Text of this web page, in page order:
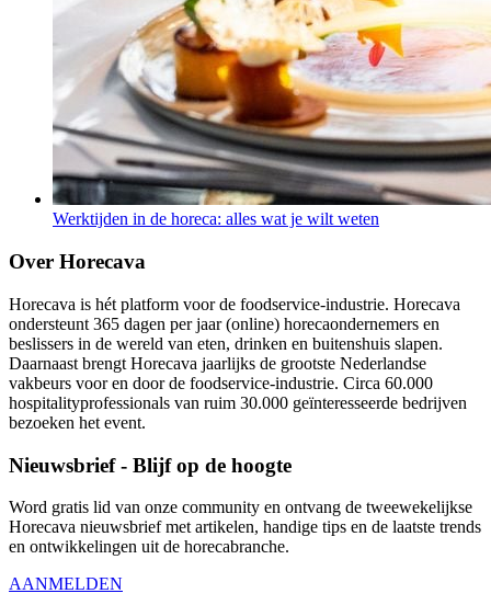
Werktijden in de horeca: alles wat je wilt weten
Over Horecava
Horecava is hét platform voor de foodservice-industrie. Horecava
ondersteunt 365 dagen per jaar (online) horecaondernemers en
beslissers in de wereld van eten, drinken en buitenshuis slapen.
Daarnaast brengt Horecava jaarlijks de grootste Nederlandse
vakbeurs voor en door de foodservice-industrie. Circa 60.000
hospitalityprofessionals van ruim 30.000 geïnteresseerde bedrijven
bezoeken het event.
Nieuwsbrief - Blijf op de hoogte
Word gratis lid van onze community en ontvang de tweewekelijkse
Horecava nieuwsbrief met artikelen, handige tips en de laatste trends
en ontwikkelingen uit de horecabranche.
AANMELDEN